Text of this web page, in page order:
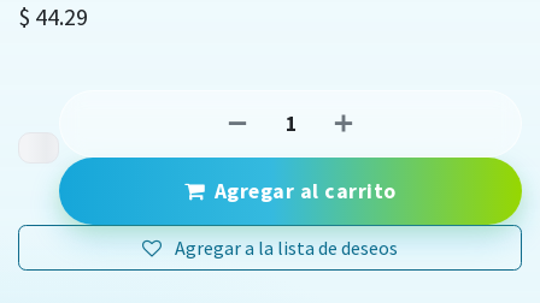
$ 44.29
Agregar al carrito
Agregar a la lista de deseos